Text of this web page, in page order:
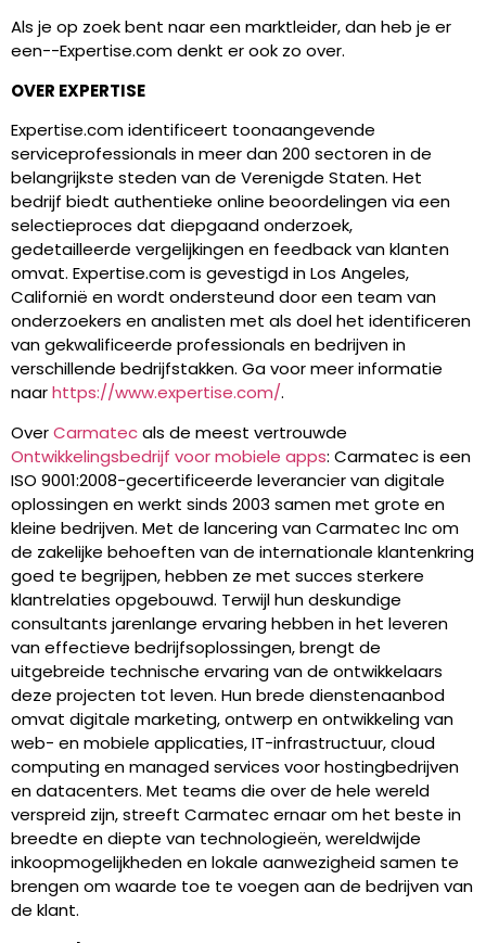
Als je op zoek bent naar een marktleider, dan heb je er
een--Expertise.com denkt er ook zo over.
OVER EXPERTISE
Expertise.com identificeert toonaangevende
serviceprofessionals in meer dan 200 sectoren in de
belangrijkste steden van de Verenigde Staten. Het
bedrijf biedt authentieke online beoordelingen via een
selectieproces dat diepgaand onderzoek,
gedetailleerde vergelijkingen en feedback van klanten
omvat. Expertise.com is gevestigd in Los Angeles,
Californië en wordt ondersteund door een team van
onderzoekers en analisten met als doel het identificeren
van gekwalificeerde professionals en bedrijven in
verschillende bedrijfstakken. Ga voor meer informatie
naarhttps://www.expertise.com/.
OverCarmatecals de meest vertrouwde
Ontwikkelingsbedrijf voor mobiele apps: Carmatec is een
ISO 9001:2008-gecertificeerde leverancier van digitale
oplossingen en werkt sinds 2003 samen met grote en
kleine bedrijven. Met de lancering van Carmatec Inc om
de zakelijke behoeften van de internationale klantenkring
goed te begrijpen, hebben ze met succes sterkere
klantrelaties opgebouwd. Terwijl hun deskundige
consultants jarenlange ervaring hebben in het leveren
van effectieve bedrijfsoplossingen, brengt de
uitgebreide technische ervaring van de ontwikkelaars
deze projecten tot leven. Hun brede dienstenaanbod
omvat digitale marketing, ontwerp en ontwikkeling van
web- en mobiele applicaties, IT-infrastructuur, cloud
computing en managed services voor hostingbedrijven
en datacenters. Met teams die over de hele wereld
verspreid zijn, streeft Carmatec ernaar om het beste in
breedte en diepte van technologieën, wereldwijde
inkoopmogelijkheden en lokale aanwezigheid samen te
brengen om waarde toe te voegen aan de bedrijven van
de klant.